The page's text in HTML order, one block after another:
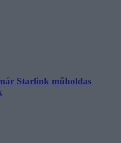
Starlink műholdas